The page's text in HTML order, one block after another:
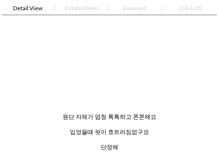
Detail View Related Item Review () Q＆A (0)
원단 자체가 엄청 톡톡하고 쫀쫀해요
입었을때 핏이 흐트러짐없구요
단정해